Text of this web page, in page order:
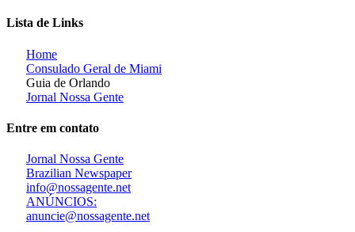
Lista de Links
Home
Consulado Geral de Miami
Guia de Orlando
Jornal Nossa Gente
Entre em contato
Jornal Nossa Gente
Brazilian Newspaper
info@nossagente.net
ANÚNCIOS:
anuncie@nossagente.net